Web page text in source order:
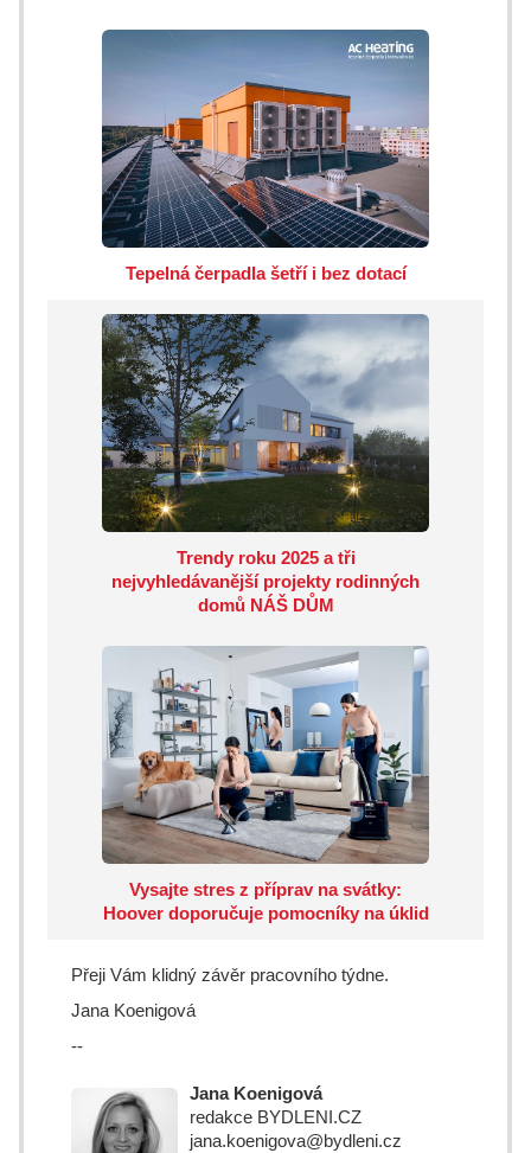
Tepelná čerpadla šetří i bez dotací
Trendy roku 2025 a tři
nejvyhledávanější projekty rodinných
domů NÁŠ DŮM
Vysajte stres z příprav na svátky:
Hoover doporučuje pomocníky na úklid
Přeji Vám klidný závěr pracovního týdne.
Jana Koenigová
--
Jana Koenigová
redakce BYDLENI.CZ
jana.koenigova@bydleni.cz